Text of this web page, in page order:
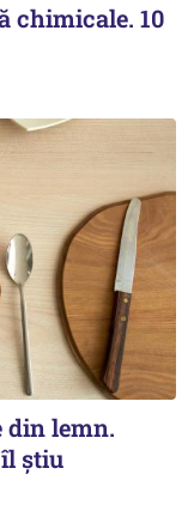
chimicale. 10
din lemn.
știu